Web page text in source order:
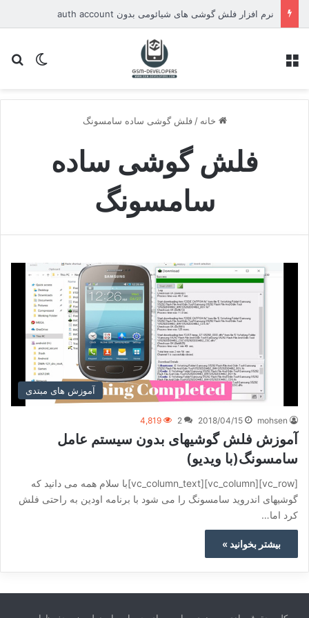
نرم افزار فلش گوشی های شیائومی بدون auth account
تغییر
خانه / فلش گوشی ساده سامسونگ
فلش گوشی ساده
سامسونگ
آموزش های مبتدی
mohsen
2018/04/15
2
4,819
آموزش فلش گوشیهای بدون سیستم عامل
سامسونگ(با ویدیو)
[vc_row][vc_column][vc_column_text]با سلام همه می دانید که
گوشیهای اندروید سامسونگ را می شود با برنامه اودین به راحتی فلش
کرد اما…
بیشتر بخوانید »